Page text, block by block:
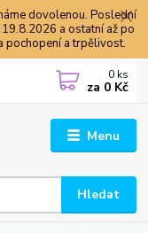
dovolenou. Poslední
a ostatní až po
pochopení a trpělivost.
Menu
Hledat
0 ks
za 0 Kč